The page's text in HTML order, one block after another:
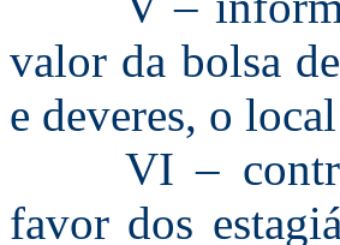
valor da bolsa
e deveres, o
VI –
favor dos